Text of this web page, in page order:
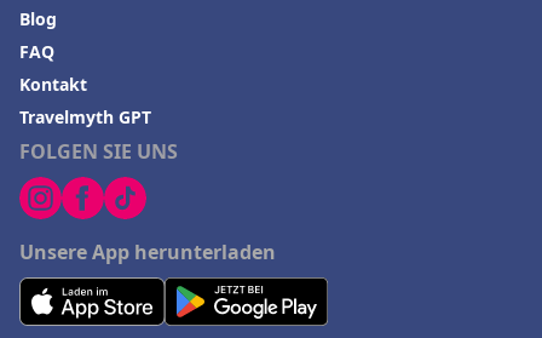
FOLGEN SIE UNS
Unsere App herunterladen
Blog
FAQ
Kontakt
Travelmyth GPT